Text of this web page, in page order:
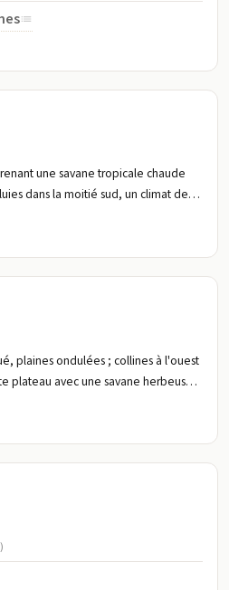
une savane tropicale chaude
dans la moitié sud, un climat de
typique de la région du Sahel
zone de désert chaud à l'extrême
du Sahara
plaines ondulées ; collines à l'ouest
plateau avec une savane herbeuse
place à des forêts clairsemées